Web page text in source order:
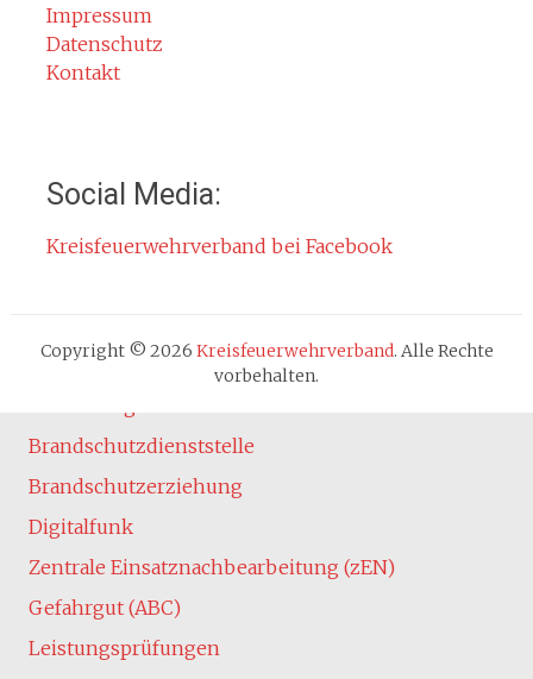
Rettungsgasse
Gefahr durch Kohlenmonoxid
Cookie-Hinweis
Atemschutz
Brandschutzdienststelle
Brandschutzerziehung
Digitalfunk
Zentrale Einsatznachbearbeitung (zEN)
Gefahrgut (ABC)
Leistungsprüfungen
Impressum
Datenschutz
Kontakt
Social Media:
Kreisfeuerwehrverband bei Facebook
Copyright © 2026 Kreisfeuerwehrverband. Alle Rechte
vorbehalten.